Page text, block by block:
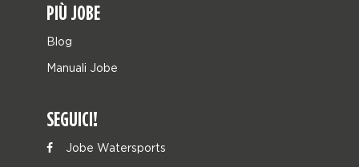
PIÙ JOBE
Blog
Manuali Jobe
SEGUICI!
Jobe Watersports